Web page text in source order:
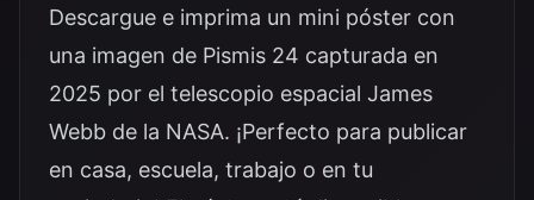
Descargue e imprima un mini póster con
una imagen de Pismis 24 capturada en
2025 por el telescopio espacial James
Webb de la NASA. ¡Perfecto para publicar
en casa, escuela, trabajo o en tu